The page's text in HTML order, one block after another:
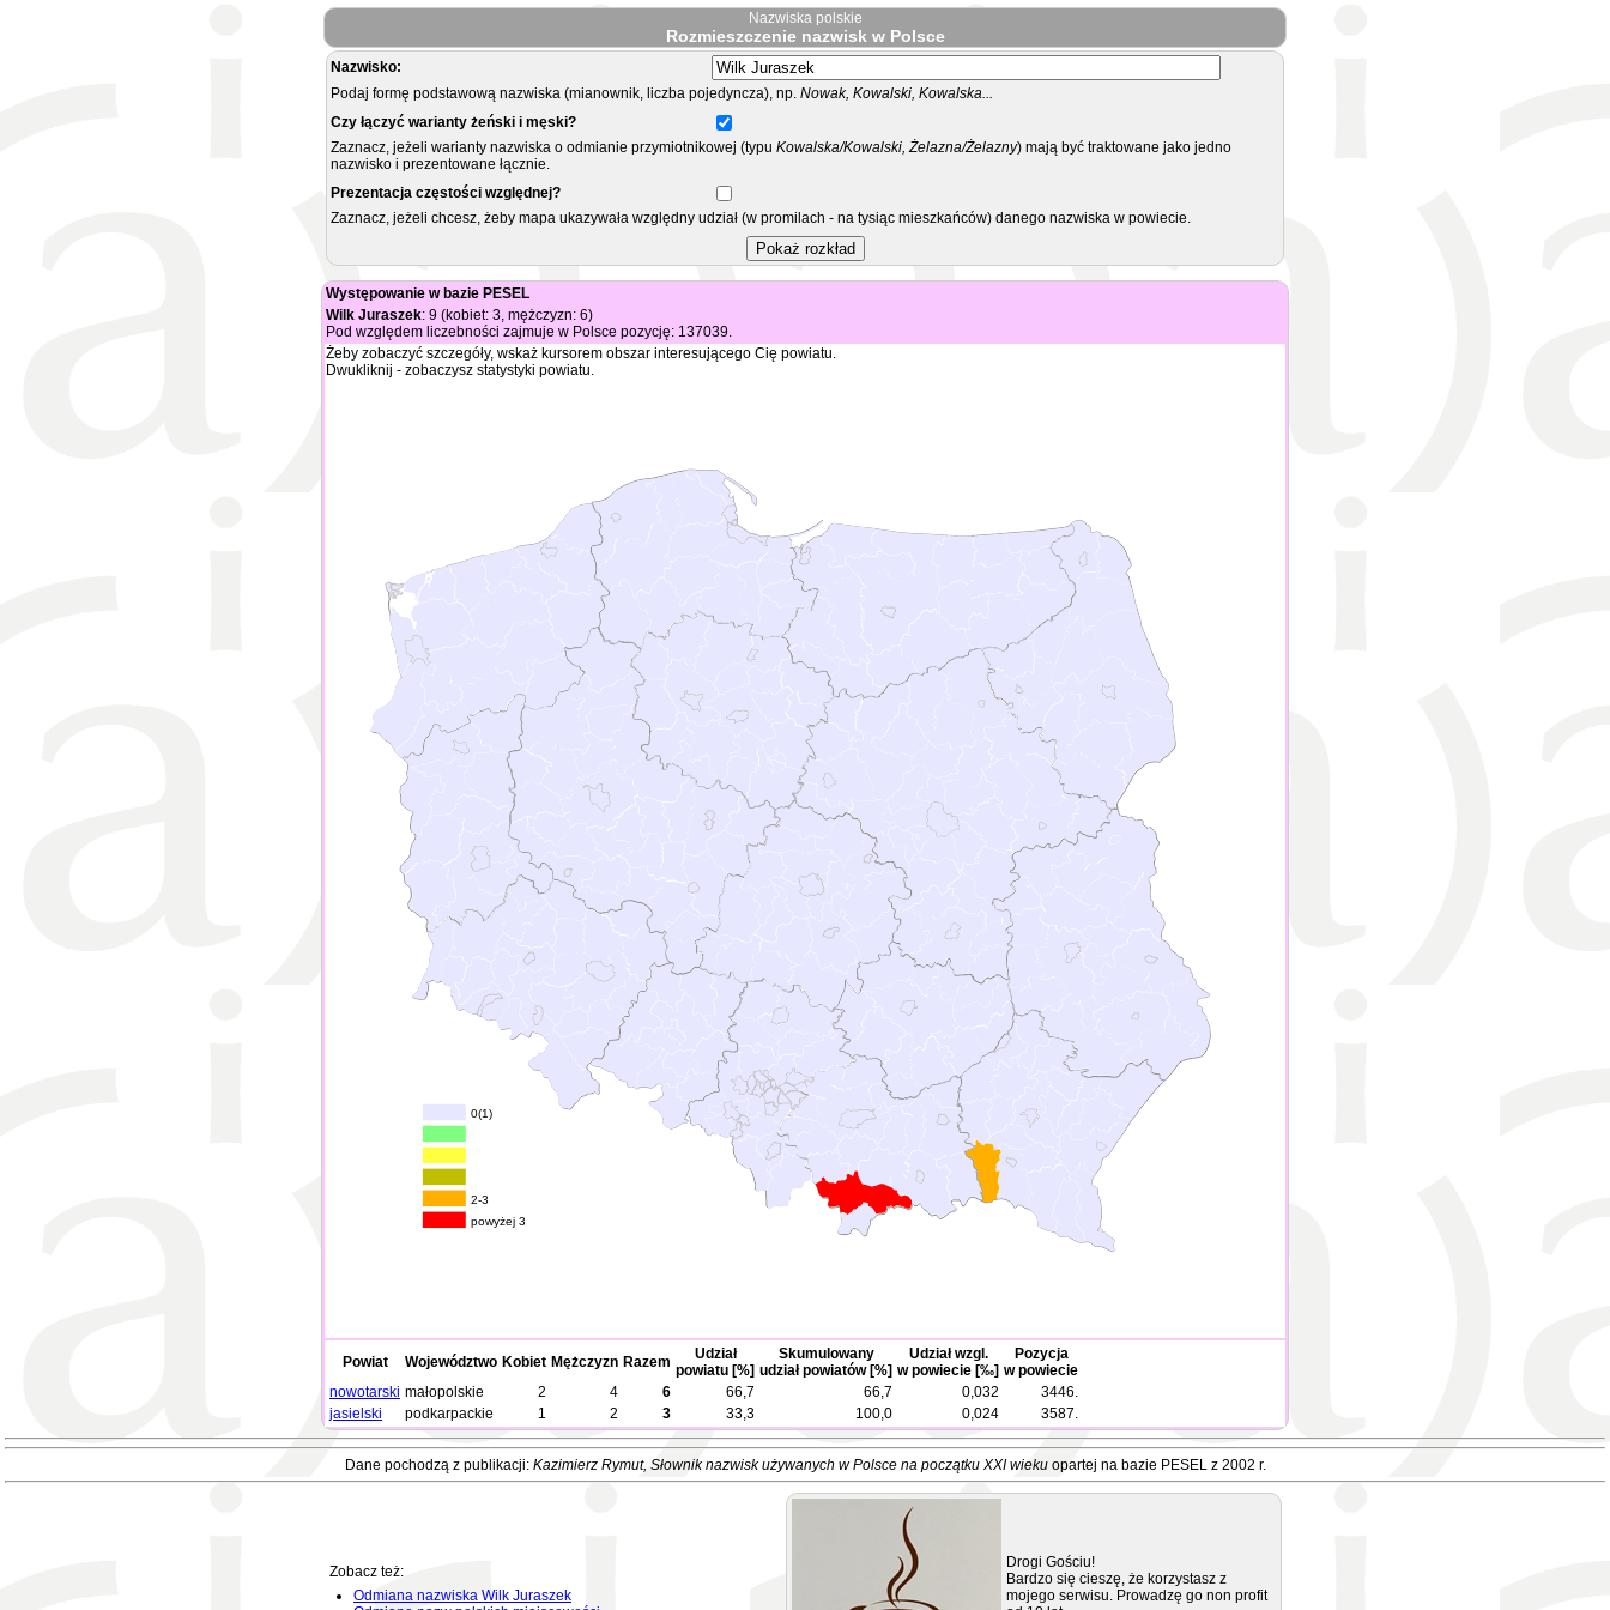
Nazwiska polskie
Rozmieszczenie nazwisk w Polsce
Nazwisko:
Podaj formę podstawową nazwiska (mianownik, liczba pojedyncza), np. Nowak, Kowalski, Kowalska...
Czy łączyć warianty żeński i męski?
Zaznacz, jeżeli warianty nazwiska o odmianie przymiotnikowej (typu Kowalska/Kowalski, Żelazna/Żelazny) mają być traktowane jako jedno
nazwisko i prezentowane łącznie.
Prezentacja częstości względnej?
Zaznacz, jeżeli chcesz, żeby mapa ukazywała względny udział (w promilach - na tysiąc mieszkańców) danego nazwiska w powiecie.
Występowanie w bazie PESEL
Wilk Juraszek: 9 (kobiet: 3, mężczyzn: 6)
Pod względem liczebności zajmuje w Polsce pozycję: 137039.
Żeby zobaczyć szczegóły, wskaż kursorem obszar interesującego Cię powiatu.
Dwukliknij - zobaczysz statystyki powiatu.
0(1)
2-3
powyżej 3
Powiat Województwo Kobiet Mężczyzn Razem
Udział
powiatu [%]
Skumulowany
udział powiatów [%]
Udział wzgl.
w powiecie [‰]
Pozycja
w powiecie
nowotarski małopolskie 2 4 6 66,7 66,7 0,032
3446.
jasielski
podkarpackie 1 2 3 33,3 100,0 0,024 3587.
Dane pochodzą z publikacji: Kazimierz Rymut, Słownik nazwisk używanych w Polsce na początku XXI wiekuopartej na bazie PESEL z 2002 r.
Zobacz też:
Odmiana nazwiska Wilk Juraszek
Drogi Gościu!
Bardzo się cieszę, że korzystasz z
mojego serwisu. Prowadzę go non profit